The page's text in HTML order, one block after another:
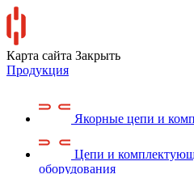
Карта сайта Закрыть
Продукция
Якорные цепи и
Цепи и
оборудования